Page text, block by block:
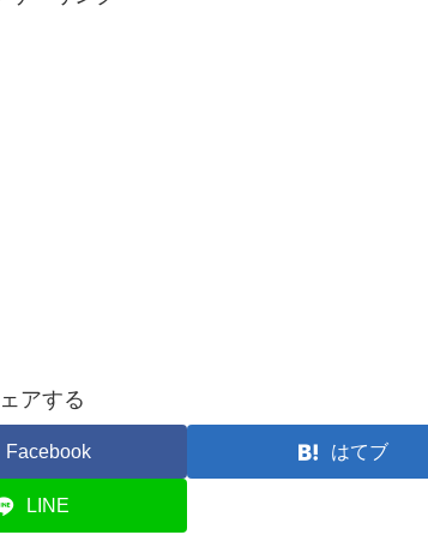
アする
Facebook はてブ
LINE